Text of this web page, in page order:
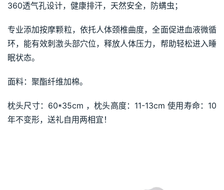
360透气孔设计，健康排汗，天然安全，防螨虫；
专业添加按摩颗粒，依托人体颈椎曲度，全面促进血液微循
环，能有效刺激头部穴位，释放人体压力，帮助轻松进入睡
眠状态。
面料：聚酯纤维加棉。
枕头尺寸：60*35cm ，枕头高度：11-13cm 使用寿命：10
年不变形，送礼自用两相宜！